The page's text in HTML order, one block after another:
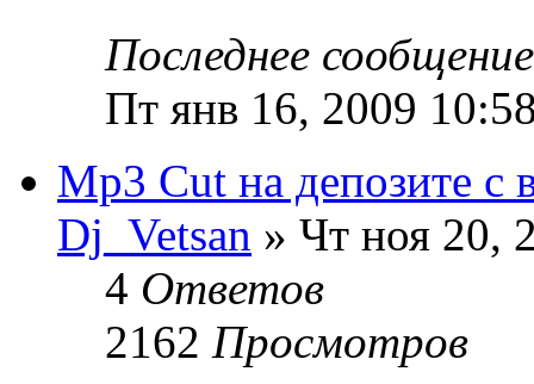
Последнее
Пт янв 16, 2009
Mp3 Cut на депозите с
Dj_Vetsan » Чт ноя 20,
4 Ответов
2162 Просмотров